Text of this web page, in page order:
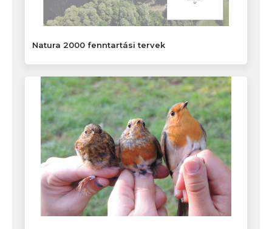
Natura 2000 fenntartási tervek